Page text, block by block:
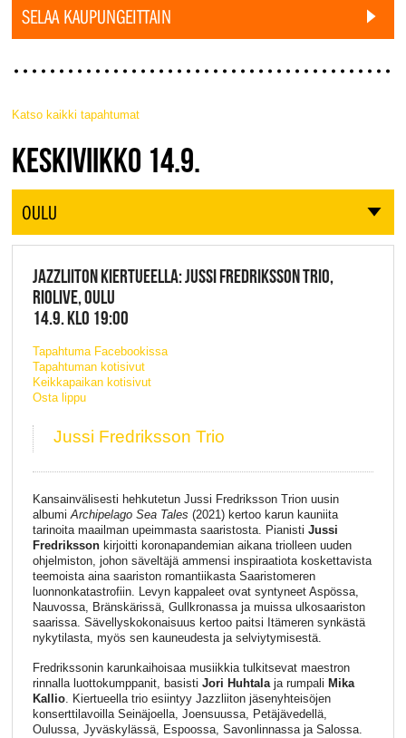
SELAA KAUPUNGEITTAIN
Katso kaikki tapahtumat
JAZZ FINLAND LIVE
KESKIVIIKKO 14.9.
OULU
JAZZLIITON KIERTUEELLA: JUSSI FREDRIKSSON TRIO,
RIOLIVE, OULU
14.9. KLO 19:00
Tapahtuma Facebookissa
Tapahtuman kotisivut
Keikkapaikan kotisivut
Osta lippu
Jussi Fredriksson Trio
Kansainvälisesti hehkutetun Jussi Fredriksson Trion uusin
albumi Archipelago Sea Tales (2021) kertoo karun kauniita
tarinoita maailman upeimmasta saaristosta. Pianisti Jussi
Fredrikssonkirjoitti koronapandemian aikana triolleen uuden
ohjelmiston, johon säveltäjä ammensi inspiraatiota koskettavista
teemoista aina saariston romantiikasta Saaristomeren
luonnonkatastrofiin. Levyn kappaleet ovat syntyneet Aspössa,
Nauvossa, Bränskärissä, Gullkronassa ja muissa ulkosaariston
saarissa. Sävellyskokonaisuus kertoo paitsi Itämeren synkästä
nykytilasta, myös sen kauneudesta ja selviytymisestä.
Fredrikssonin karunkaihoisaa musiikkia tulkitsevat maestron
rinnalla luottokumppanit, basisti Jori Huhtalaja rumpali Mika
Kallio. Kiertueella trio esiintyy Jazzliiton jäsenyhteisöjen
konserttilavoilla Seinäjoella, Joensuussa, Petäjävedellä,
Oulussa, Jyväskylässä, Espoossa, Savonlinnassa ja Salossa.